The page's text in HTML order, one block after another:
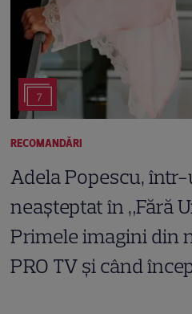
7
RECOMANDĂRI
Adela Popescu,
neașteptat în „Fără
Primele imagini din
PRO TV și când